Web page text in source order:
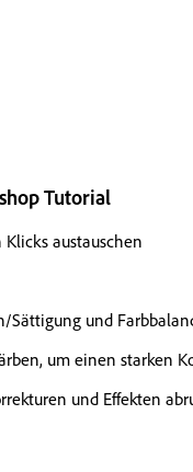
Tutorial
austauschen
Sättigung und
um einen starken
und Effekten